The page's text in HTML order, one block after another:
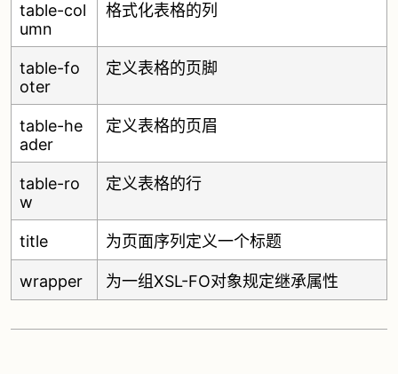
table-col
umn
格式化表格的列
table-fo
oter
定义表格的页脚
table-he
ader
定义表格的页眉
table-ro
w
定义表格的行
title 为页面序列定义一个标题
wrapper 为一组XSL-FO对象规定继承属性